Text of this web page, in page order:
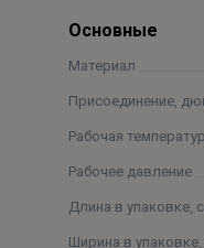
Основные
Материал
Присоединение,
Рабочая
Рабочее давление
Длина в упаковке,
Ширина в упаковке,